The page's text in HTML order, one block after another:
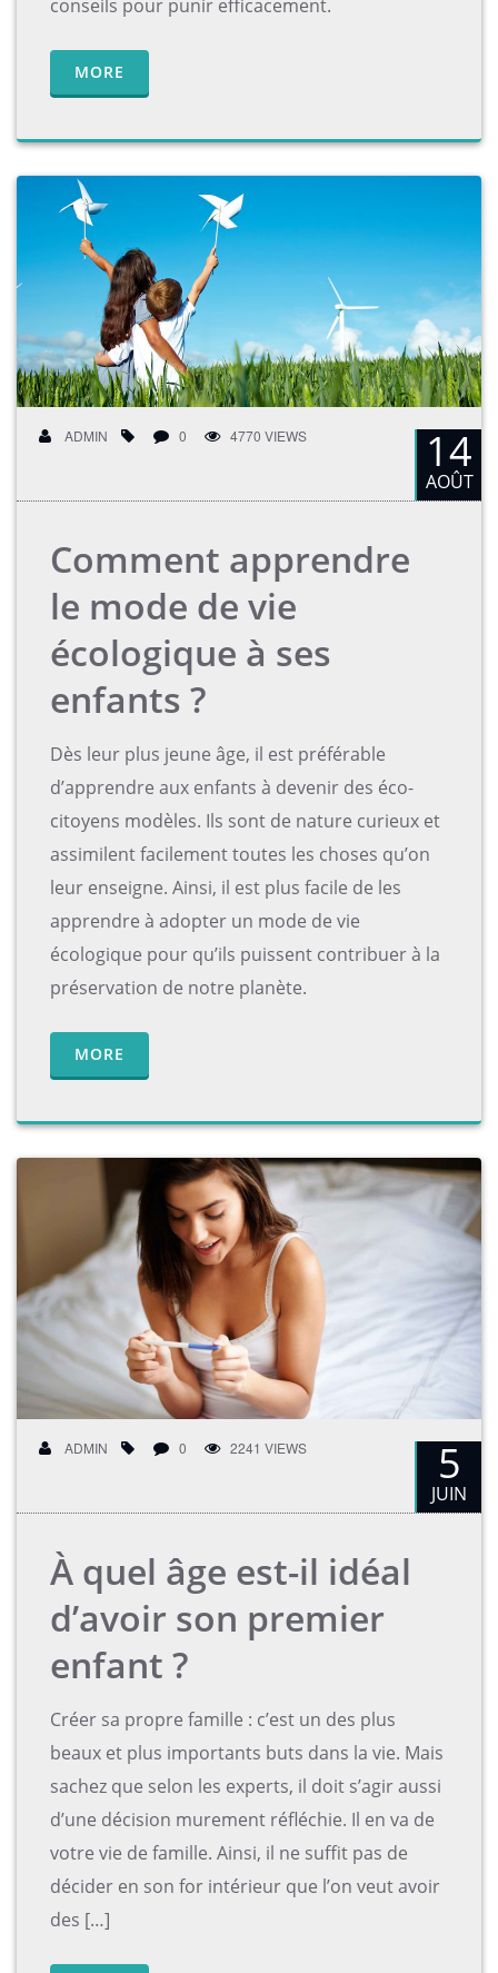
conseils pour punir efficacement.
MORE
ADMIN 0 4770 VIEWS 14
AOÛT
Comment apprendre
le mode de vie
écologique à ses
enfants ?
Dès leur plus jeune âge, il est préférable
d’apprendre aux enfants à devenir des éco-
citoyens modèles. Ils sont de nature curieux et
assimilent facilement toutes les choses qu’on
leur enseigne. Ainsi, il est plus facile de les
apprendre à adopter un mode de vie
écologique pour qu’ils puissent contribuer à la
préservation de notre planète.
MORE
ADMIN 0 2241 VIEWS 5
JUIN
À quel âge est-il idéal
d’avoir son premier
enfant ?
Créer sa propre famille : c’est un des plus
beaux et plus importants buts dans la vie. Mais
sachez que selon les experts, il doit s’agir aussi
d’une décision murement réfléchie. Il en va de
votre vie de famille. Ainsi, il ne suffit pas de
décider en son for intérieur que l’on veut avoir
des […]